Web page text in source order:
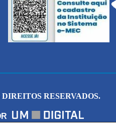
ferramentas
RESERVADOS.